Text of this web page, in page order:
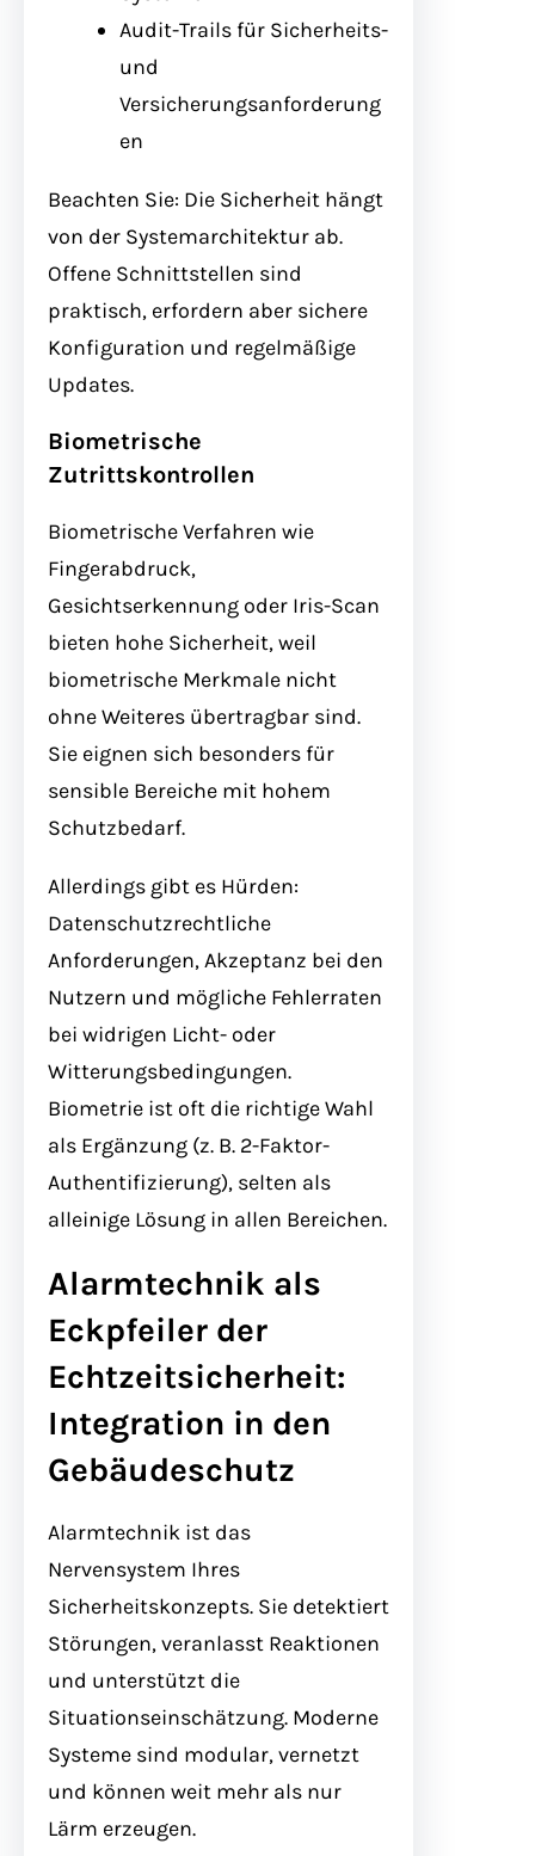
Audit-Trails für Sicherheits-
und
Versicherungsanforderung
en
Beachten Sie: Die Sicherheit hängt
von der Systemarchitektur ab.
Offene Schnittstellen sind
praktisch, erfordern aber sichere
Konfiguration und regelmäßige
Updates.
Biometrische
Zutrittskontrollen
Biometrische Verfahren wie
Fingerabdruck,
Gesichtserkennung oder Iris-Scan
bieten hohe Sicherheit, weil
biometrische Merkmale nicht
ohne Weiteres übertragbar sind.
Sie eignen sich besonders für
sensible Bereiche mit hohem
Schutzbedarf.
Allerdings gibt es Hürden:
Datenschutzrechtliche
Anforderungen, Akzeptanz bei den
Nutzern und mögliche Fehlerraten
bei widrigen Licht- oder
Witterungsbedingungen.
Biometrie ist oft die richtige Wahl
als Ergänzung (z. B. 2-Faktor-
Authentifizierung), selten als
alleinige Lösung in allen Bereichen.
Alarmtechnik als
Eckpfeiler der
Echtzeitsicherheit:
Integration in den
Gebäudeschutz
Alarmtechnik ist das
Nervensystem Ihres
Sicherheitskonzepts. Sie detektiert
Störungen, veranlasst Reaktionen
und unterstützt die
Situationseinschätzung. Moderne
Systeme sind modular, vernetzt
und können weit mehr als nur
Lärm erzeugen.